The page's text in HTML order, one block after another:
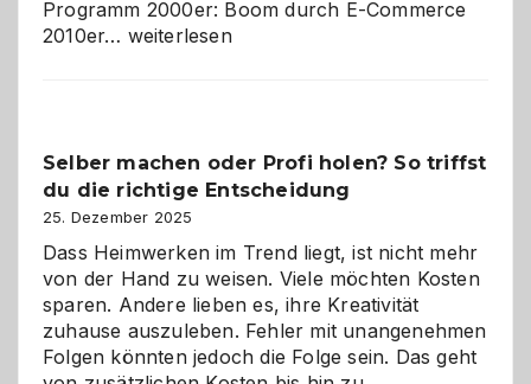
Programm 2000er: Boom durch E-Commerce
2010er… Affiliate-
Herausforderungen
und
Zukunft
weiterlesen
Selber machen oder Profi holen? So triffst
du die richtige Entscheidung
25. Dezember 2025
Dass Heimwerken im Trend liegt, ist nicht mehr
von der Hand zu weisen. Viele möchten Kosten
sparen. Andere lieben es, ihre Kreativität
zuhause auszuleben. Fehler mit unangenehmen
Folgen könnten jedoch die Folge sein. Das geht